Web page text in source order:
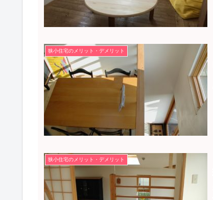
狭小住宅のメリット・デメリット
狭小住宅のメリット・デメリット